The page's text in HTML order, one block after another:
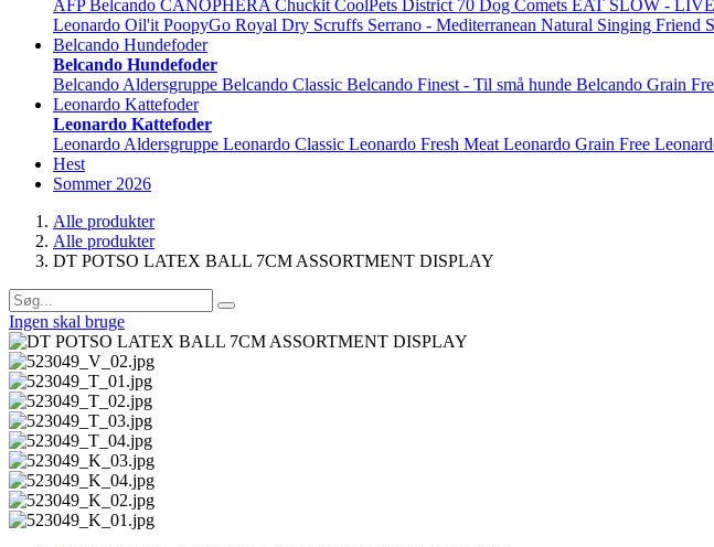
AFP Belcando CANOPHERA Chuckit CoolPets District 70 Dog Comets EAT SLOW -
Leonardo Oil'it PoopyGo Royal Dry Scruffs Serrano - Mediterranean Natural Singing Friend
Belcando Hundefoder
Belcando Hundefoder
Belcando Aldersgruppe Belcando Classic Belcando Finest - Til små hunde Belcando Grain
Leonardo Kattefoder
Leonardo Kattefoder
Leonardo Aldersgruppe Leonardo Classic Leonardo Fresh Meat Leonardo Grain Free
Hest
Sommer 2026
Alle produkter
Alle produkter
DT POTSO LATEX BALL 7CM ASSORTMENT DISPLAY
Ingen skal bruge